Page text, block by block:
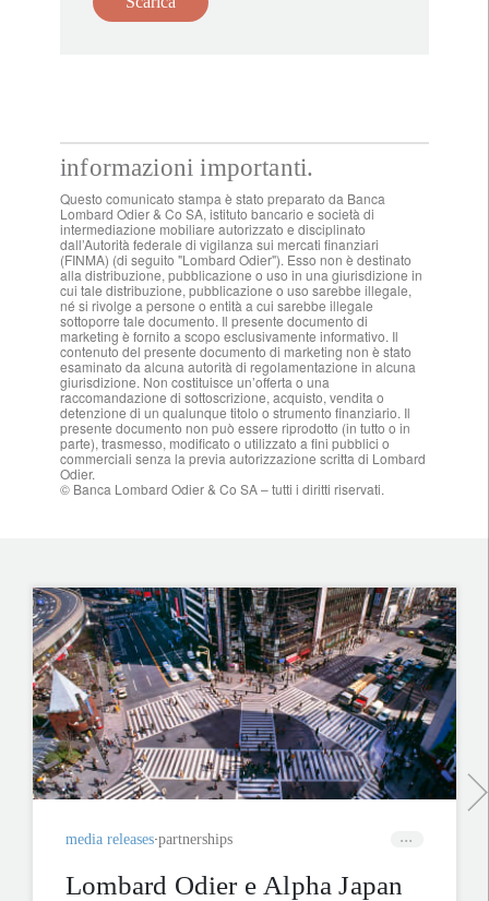
informazioni importanti.
Questo comunicato stampa è stato preparato da Banca
Lombard Odier & Co SA, istituto bancario e società di
intermediazione mobiliare autorizzato e disciplinato
dall’Autorità federale di vigilanza sui mercati finanziari
(FINMA) (di seguito "Lombard Odier"). Esso non è destinato
alla distribuzione, pubblicazione o uso in una giurisdizione in
cui tale distribuzione, pubblicazione o uso sarebbe illegale,
né si rivolge a persone o entità a cui sarebbe illegale
sottoporre tale documento. Il presente documento di
marketing è fornito a scopo esclusivamente informativo. Il
contenuto del presente documento di marketing non è stato
esaminato da alcuna autorità di regolamentazione in alcuna
giurisdizione. Non costituisce un’offerta o una
raccomandazione di sottoscrizione, acquisto, vendita o
detenzione di un qualunque titolo o strumento finanziario. Il
presente documento non può essere riprodotto (in tutto o in
parte), trasmesso, modificato o utilizzato a fini pubblici o
commerciali senza la previa autorizzazione scritta di Lombard
Odier.
© Banca Lombard Odier & Co SA – tutti i diritti riservati.
media releases partnerships
Lombard Odier e Alpha Japan